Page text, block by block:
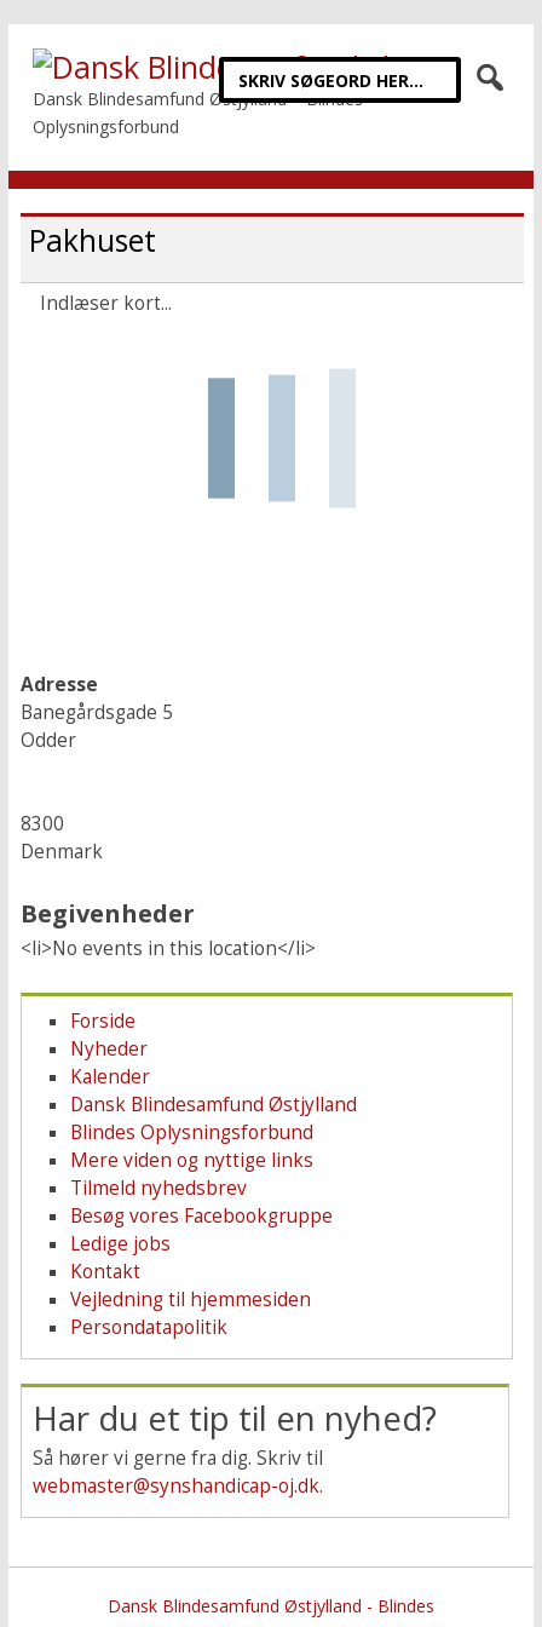
Dansk Blindesamfund Østjylland – Blindes
Oplysningsforbund
Pakhuset
Indlæser kort...
Adresse
Banegårdsgade 5
Odder
8300
Denmark
Begivenheder
<li>No events in this location</li>
Forside
Nyheder
Kalender
Dansk Blindesamfund Østjylland
Blindes Oplysningsforbund
Mere viden og nyttige links
Tilmeld nyhedsbrev
Besøg vores Facebookgruppe
Ledige jobs
Kontakt
Vejledning til hjemmesiden
Persondatapolitik
Har du et tip til en nyhed?
Så hører vi gerne fra dig. Skriv til
webmaster@synshandicap-oj.dk.
Dansk Blindesamfund Østjylland - Blindes